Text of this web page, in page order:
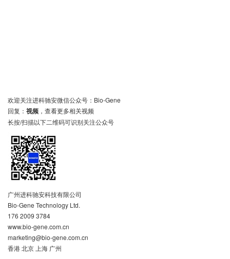
欢迎关注进科驰安微信公众号：Bio-Gene
回复： 视频 ，查看更多相关视频
长按/扫描以下二维码可识别关注公众号
广州进科驰安科技有限公司
Bio-Gene Technology Ltd.
176 2009 3784
www.bio-gene.com.cn
marketing@bio-gene.com.cn
香港 北京 上海 广州